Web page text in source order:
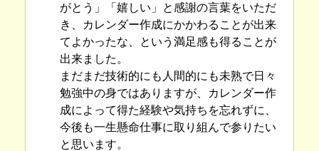
がとう」「嬉しい」と感謝の言葉をいただ
き、カレンダー作成にかかわることが出来
てよかったな、という満足感も得ることが
出来ました。
まだまだ技術的にも人間的にも未熟で日々
勉強中の身ではありますが、カレンダー作
成によって得た経験や気持ちを忘れずに、
今後も一生懸命仕事に取り組んで参りたい
と思います。